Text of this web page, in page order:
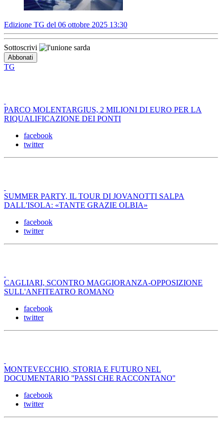
Edizione TG del 06 ottobre 2025 13:30
Sottoscrivi
TG
PARCO MOLENTARGIUS, 2 MILIONI DI EURO PER LA
RIQUALIFICAZIONE DEI PONTI
facebook
twitter
SUMMER PARTY, IL TOUR DI JOVANOTTI SALPA
DALL'ISOLA: «TANTE GRAZIE OLBIA»
facebook
twitter
CAGLIARI, SCONTRO MAGGIORANZA-OPPOSIZIONE
SULL'ANFITEATRO ROMANO
facebook
twitter
MONTEVECCHIO, STORIA E FUTURO NEL
DOCUMENTARIO ''PASSI CHE RACCONTANO''
facebook
twitter